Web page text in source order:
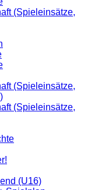
(Spieleinsätze,
(Spieleinsätze,
(Spieleinsätze,
(U16)